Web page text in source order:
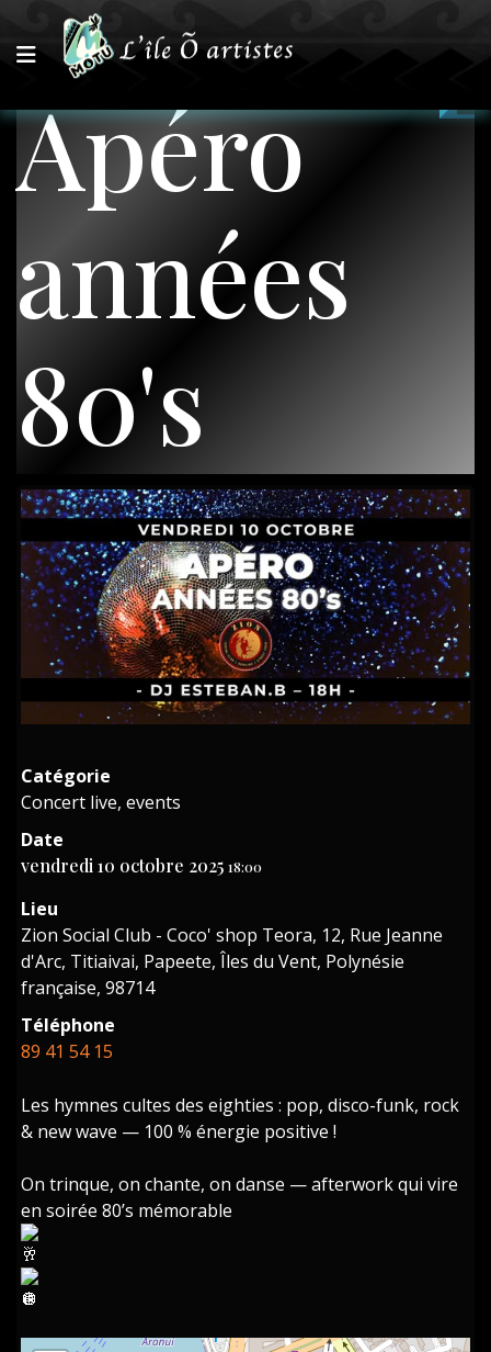
Apéro
années
80's
Catégorie
Concert live, events
Date
vendredi 10 octobre 2025 18:00
Lieu
Zion Social Club - Coco' shop Teora, 12, Rue Jeanne
d'Arc, Titiaivai, Papeete, Îles du Vent, Polynésie
française, 98714
Téléphone
89 41 54 15
Les hymnes cultes des eighties : pop, disco-funk, rock
& new wave — 100 % énergie positive !
On trinque, on chante, on danse — afterwork qui vire
en soirée 80’s mémorable